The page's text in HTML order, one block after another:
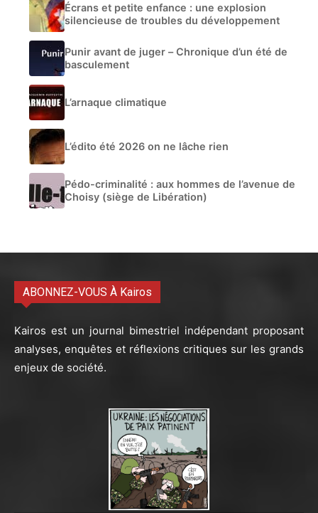
Écrans et petite enfance : une explosion
silencieuse de troubles du développement
Punir avant de juger – Chronique d’un été de
basculement
L’arnaque climatique
L’édito été 2026 on ne lâche rien
Pédo-criminalité : aux hommes de l’avenue de
Choisy (siège de Libération)
ABONNEZ-VOUS À Kairos
Kairos est un journal bimestriel indépendant proposant
analyses, enquêtes et réflexions critiques sur les grands
enjeux de société.